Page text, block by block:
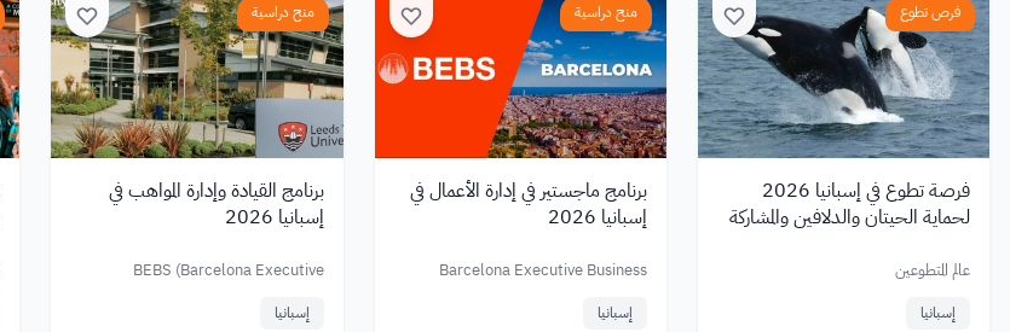
فرص تطوع
فرصة تطوع في إسبانيا 2026
لحماية الحيتان والدلافين والمشاركة
عالم المتطوعين
إسبانيا
منح دراسية
برنامج ماجستير في إدارة الأعمال في
إسبانيا 2026
Barcelona Executive Business
إسبانيا
منح دراسية
برنامج القيادة وإدارة المواهب في
إسبانيا 2026
BEBS (Barcelona Executive
إسبانيا